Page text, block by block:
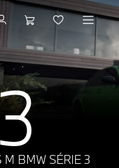
M BMW SÉRIE 3
Configuration et prix